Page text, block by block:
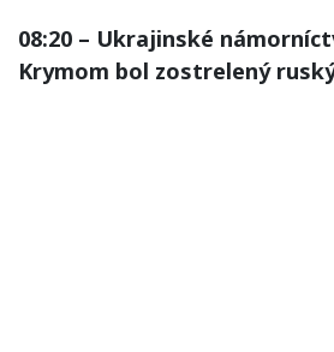
08:20 – Ukrajinské
Krymom bol zostrelený